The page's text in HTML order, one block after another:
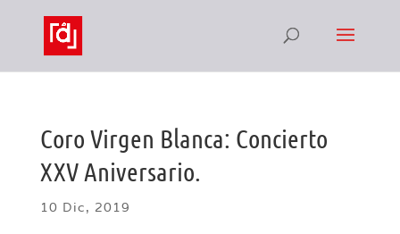
Coro Virgen Blanca: Concierto
XXV Aniversario.
10 Dic, 2019